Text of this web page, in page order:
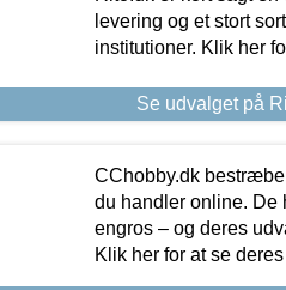
levering og et stort
institutioner. Klik her
Se udvalget på
CChobby.dk
du handler online. De
engros – og deres
Klik her for at se